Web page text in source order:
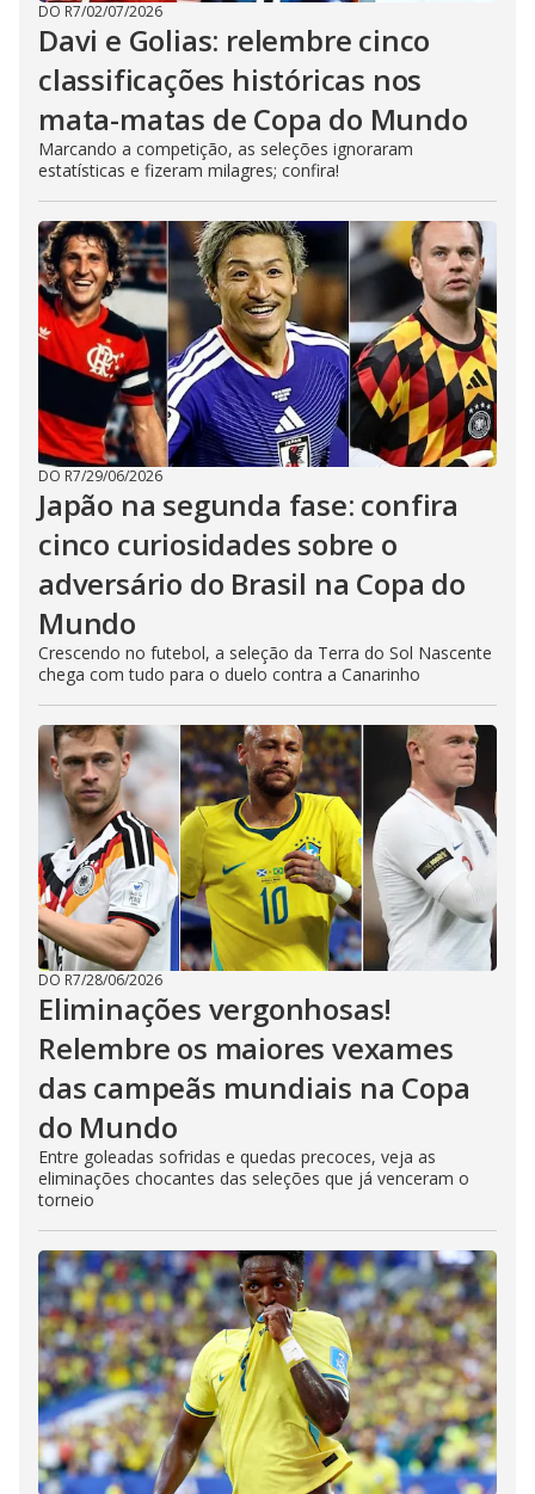
DO R7/02/07/2026
Davi e Golias: relembre cinco
classificações históricas nos
mata-matas de Copa do Mundo
Marcando a competição, as seleções ignoraram
estatísticas e fizeram milagres; confira!
DO R7/29/06/2026
Japão na segunda fase: confira
cinco curiosidades sobre o
adversário do Brasil na Copa do
Mundo
Crescendo no futebol, a seleção da Terra do Sol Nascente
chega com tudo para o duelo contra a Canarinho
DO R7/28/06/2026
Eliminações vergonhosas!
Relembre os maiores vexames
das campeãs mundiais na Copa
do Mundo
Entre goleadas sofridas e quedas precoces, veja as
eliminações chocantes das seleções que já venceram o
torneio